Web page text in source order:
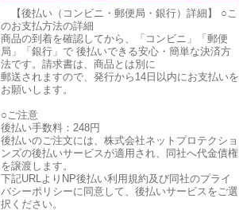
【後払い（コンビニ・郵便局・銀行）詳細】
○こ
のお支払方法の詳細
商品の到着を確認してから、「コンビニ」「郵便
局」「銀行」で 後払いできる安心・簡単な決済方
法です。請求書は、商品とは別に
郵送されますので、発行から14日以内にお支払いを
お願いします。
○ご注意
後払い手数料：248円
後払いのご注文には、株式会社ネットプロテクショ
ンズの後払いサービスが適用され、同社へ代金債権
を譲渡します。
下記URLよりNP後払い利用規約及び同社のプライ
バシーポリシーに同意して、後払いサービスをご選
択ください。